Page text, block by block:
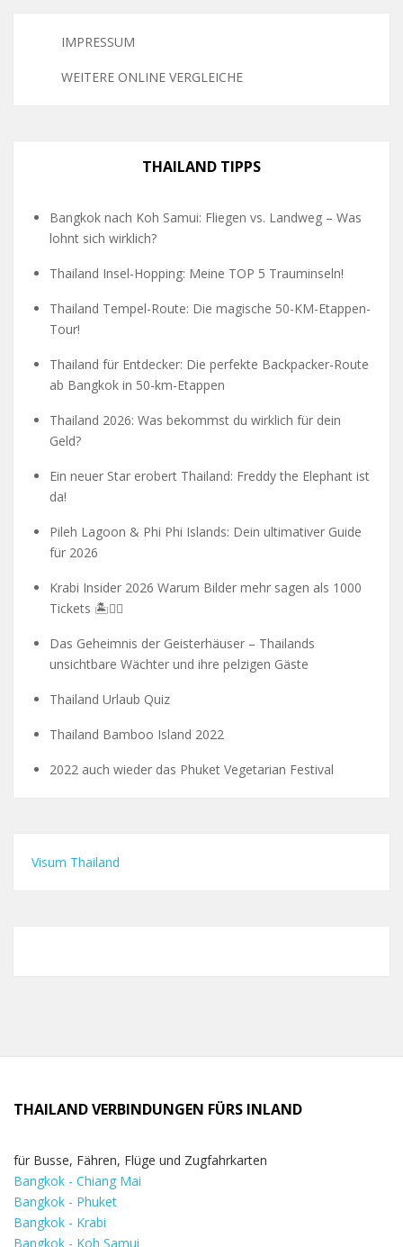
IMPRESSUM
WEITERE ONLINE VERGLEICHE
THAILAND TIPPS
Bangkok nach Koh Samui: Fliegen vs. Landweg – Was
lohnt sich wirklich?
Thailand Insel-Hopping: Meine TOP 5 Trauminseln!
Thailand Tempel-Route: Die magische 50-KM-Etappen-
Tour!
Thailand für Entdecker: Die perfekte Backpacker-Route
ab Bangkok in 50-km-Etappen
Thailand 2026: Was bekommst du wirklich für dein
Geld?
Ein neuer Star erobert Thailand: Freddy the Elephant ist
da!
Pileh Lagoon & Phi Phi Islands: Dein ultimativer Guide
für 2026
Krabi Insider 2026 Warum Bilder mehr sagen als 1000
Tickets 🏝️🧗‍♂️
Das Geheimnis der Geisterhäuser – Thailands
unsichtbare Wächter und ihre pelzigen Gäste
Thailand Urlaub Quiz
Thailand Bamboo Island 2022
2022 auch wieder das Phuket Vegetarian Festival
Visum Thailand
THAILAND VERBINDUNGEN FÜRS INLAND
für Busse, Fähren, Flüge und Zugfahrkarten
Bangkok - Chiang Mai
Bangkok - Phuket
Bangkok - Krabi
Bangkok - Koh Samui